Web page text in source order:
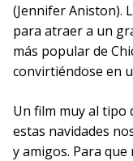
(Jennifer Aniston).
para atraer a un
más popular de
convirtiéndose en
Un film muy al tipo
estas navidades
y amigos. Para